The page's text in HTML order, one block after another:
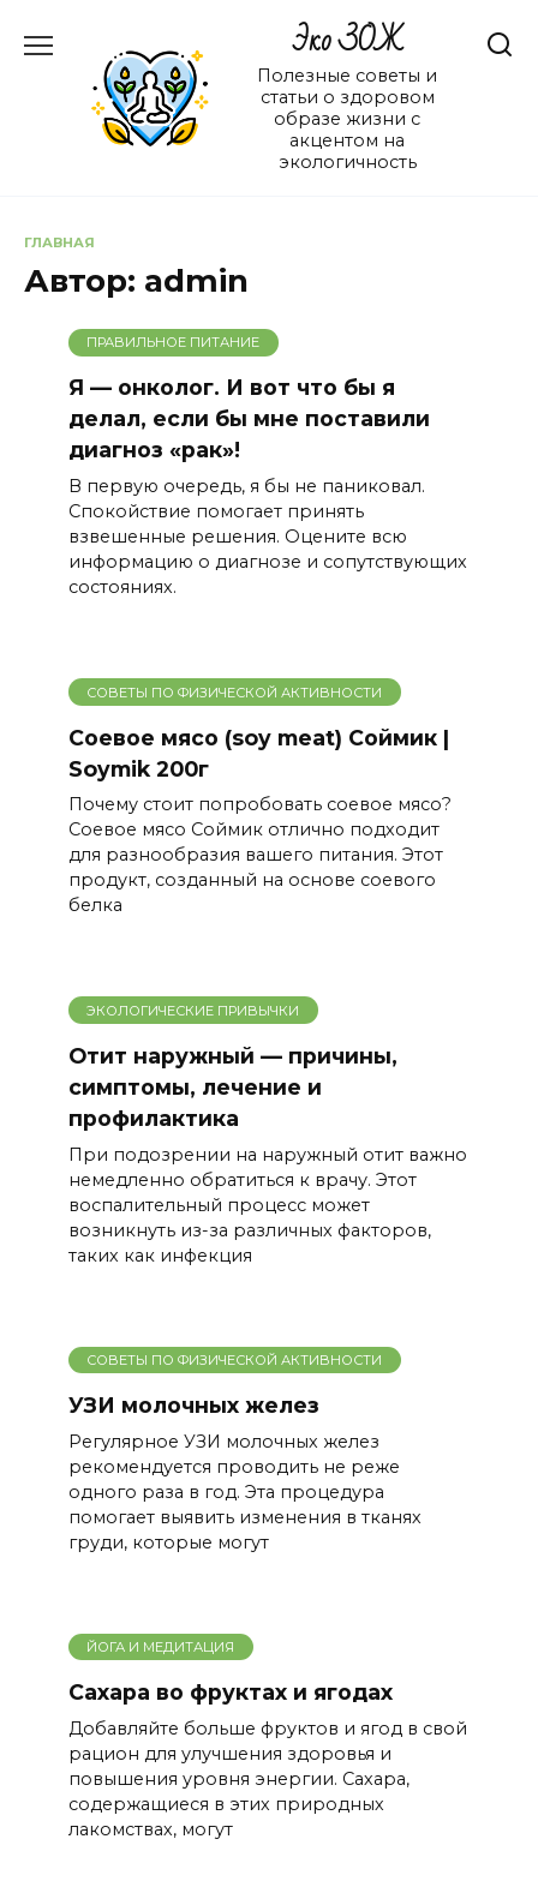
содержанию
Эко ЗОЖ
Полезные советы и
статьи о здоровом
образе жизни с
акцентом на
экологичность
ГЛАВНАЯ
Автор: admin
ПРАВИЛЬНОЕ ПИТАНИЕ
Я — онколог. И вот что бы я
делал, если бы мне поставили
диагноз «рак»!
В первую очередь, я бы не паниковал.
Спокойствие помогает принять
взвешенные решения. Оцените всю
информацию о диагнозе и сопутствующих
состояниях.
СОВЕТЫ ПО ФИЗИЧЕСКОЙ АКТИВНОСТИ
Соевое мясо (soy meat) Соймик |
Soymik 200г
Почему стоит попробовать соевое мясо?
Соевое мясо Соймик отлично подходит
для разнообразия вашего питания. Этот
продукт, созданный на основе соевого
белка
ЭКОЛОГИЧЕСКИЕ ПРИВЫЧКИ
Отит наружный — причины,
симптомы, лечение и
профилактика
При подозрении на наружный отит важно
немедленно обратиться к врачу. Этот
воспалительный процесс может
возникнуть из-за различных факторов,
таких как инфекция
СОВЕТЫ ПО ФИЗИЧЕСКОЙ АКТИВНОСТИ
УЗИ молочных желез
Регулярное УЗИ молочных желез
рекомендуется проводить не реже
одного раза в год. Эта процедура
помогает выявить изменения в тканях
груди, которые могут
ЙОГА И МЕДИТАЦИЯ
Сахара во фруктах и ягодах
Добавляйте больше фруктов и ягод в свой
рацион для улучшения здоровья и
повышения уровня энергии. Сахара,
содержащиеся в этих природных
лакомствах, могут